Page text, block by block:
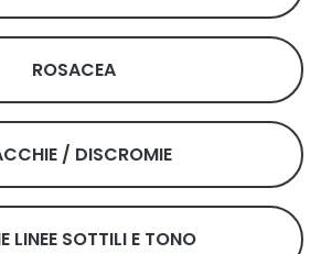
ROSACEA
/ DISCROMIE
LINEE SOTTILI E TONO